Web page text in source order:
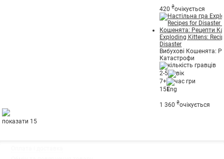
420₴очікується
Exploding Kittens:
Disaster
Вибухові Кошенята:
Катастрофи
2-5
7+
15Eng
1 360₴очікується
показати 15